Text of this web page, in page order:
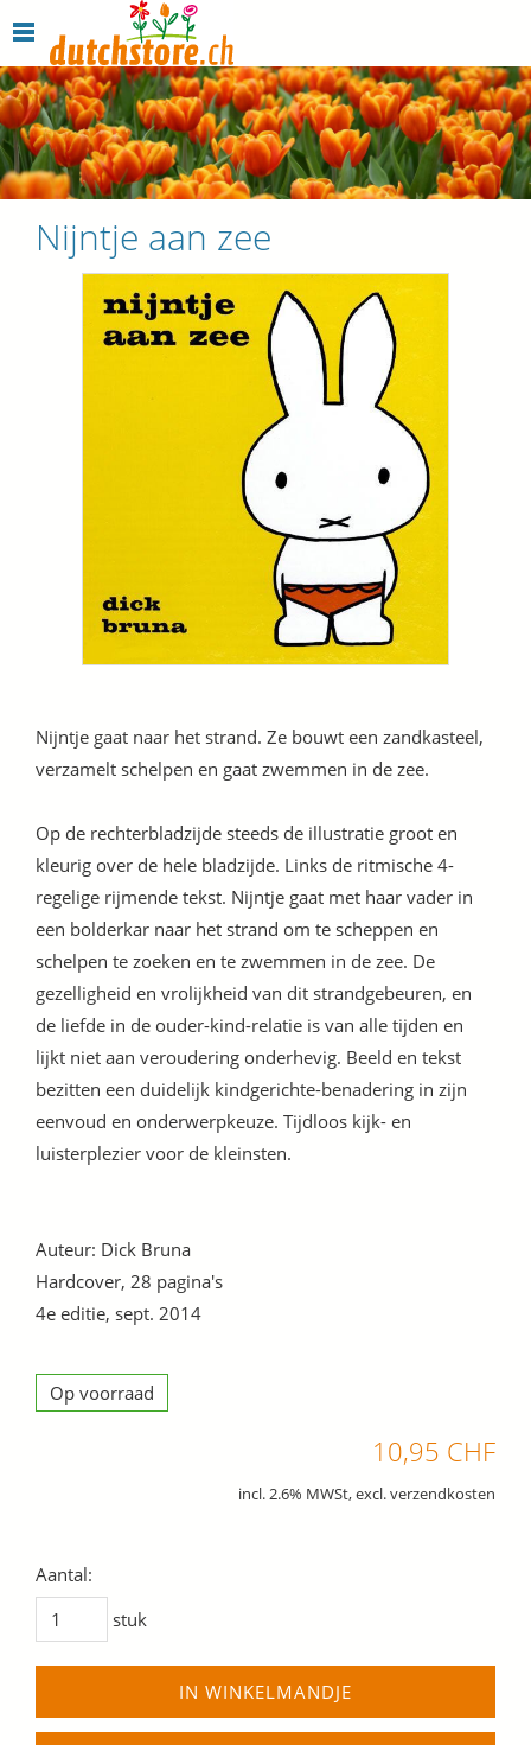
Nijntje aan zee
Nijntje gaat naar het strand. Ze bouwt een zandkasteel,
verzamelt schelpen en gaat zwemmen in de zee.
Op de rechterbladzijde steeds de illustratie groot en
kleurig over de hele bladzijde. Links de ritmische 4-
regelige rijmende tekst. Nijntje gaat met haar vader in
een bolderkar naar het strand om te scheppen en
schelpen te zoeken en te zwemmen in de zee. De
gezelligheid en vrolijkheid van dit strandgebeuren, en
de liefde in de ouder-kind-relatie is van alle tijden en
lijkt niet aan veroudering onderhevig. Beeld en tekst
bezitten een duidelijk kindgerichte-benadering in zijn
eenvoud en onderwerpkeuze. Tijdloos kijk- en
luisterplezier voor de kleinsten.
Auteur: Dick Bruna
Hardcover, 28 pagina's
4e editie, sept. 2014
Op voorraad
10,95 CHF
incl. 2.6% MWSt, excl. verzendkosten
Aantal:
stuk
IN WINKELMANDJE